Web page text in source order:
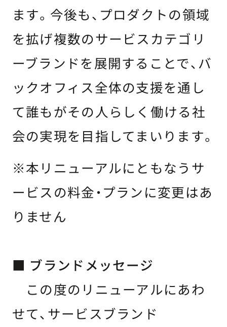
ます。今後も、プロダクトの領域
を拡げ複数のサービスカテゴリ
ーブランドを展開することで、バ
ックオフィス全体の支援を通し
て誰もがその人らしく働ける社
会の実現を目指してまいります。
※本リニューアルにともなうサ
ービスの料金・プランに変更はあ
りません
■ ブランドメッセージ
この度のリニューアルにあわ
せて、サービスブランド